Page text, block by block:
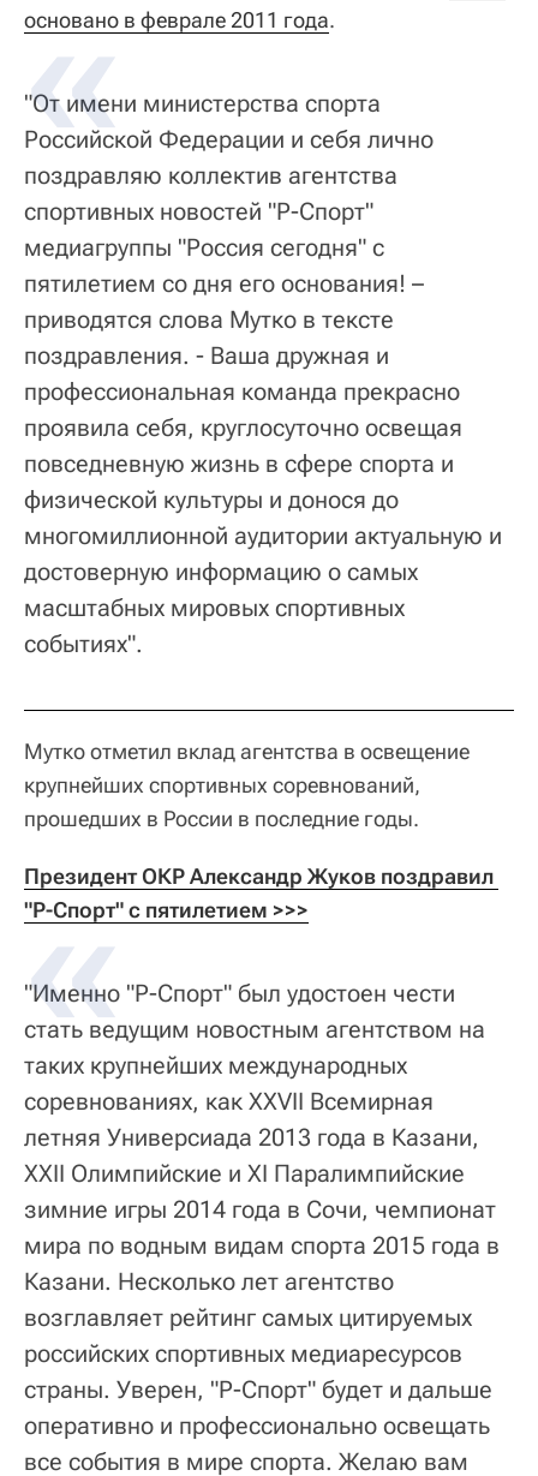
основано в феврале 2011 года.
"От имени министерства спорта
Российской Федерации и себя лично
поздравляю коллектив агентства
спортивных новостей "Р-Спорт"
медиагруппы "Россия сегодня" с
пятилетием со дня его основания! –
приводятся слова Мутко в тексте
поздравления. - Ваша дружная и
профессиональная команда прекрасно
проявила себя, круглосуточно освещая
повседневную жизнь в сфере спорта и
физической культуры и донося до
многомиллионной аудитории актуальную и
достоверную информацию о самых
масштабных мировых спортивных
событиях".
Мутко отметил вклад агентства в освещение
крупнейших спортивных соревнований,
прошедших в России в последние годы.
Президент ОКР Александр Жуков поздравил
"Р-Спорт" с пятилетием >>>
"Именно "Р-Спорт" был удостоен чести
стать ведущим новостным агентством на
таких крупнейших международных
соревнованиях, как XXVII Всемирная
летняя Универсиада 2013 года в Казани,
XXII Олимпийские и XI Паралимпийские
зимние игры 2014 года в Сочи, чемпионат
мира по водным видам спорта 2015 года в
Казани. Несколько лет агентство
возглавляет рейтинг самых цитируемых
российских спортивных медиаресурсов
страны. Уверен, "Р-Спорт" будет и дальше
оперативно и профессионально освещать
все события в мире спорта. Желаю вам